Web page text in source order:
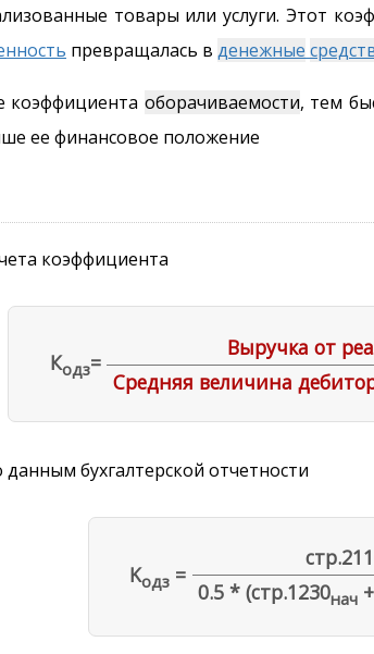
товары или услуги. Этот
превращалась в денежные
коэффициента оборачиваемости, тем
ее финансовое положение
коэффициента
Кодз=
Выручка от
Средняя величина
бухгалтерской отчетности
Kодз =
0.5 * (стр.1230нач